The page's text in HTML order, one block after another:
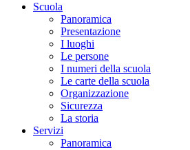
Scuola
Panoramica
Presentazione
I luoghi
Le persone
I numeri della scuola
Le carte della scuola
Organizzazione
Sicurezza
La storia
Servizi
Panoramica